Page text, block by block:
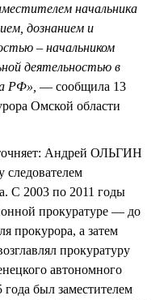
начальника
дознанием и
– начальником
деятельностью в
РФ», — сообщила 13
Омской области
Андрей ОЛЬГИН
следователем
С 2003 по 2011 годы
прокуратуре — до
прокурора, а затем
прокуратуру
автономного
был заместителем